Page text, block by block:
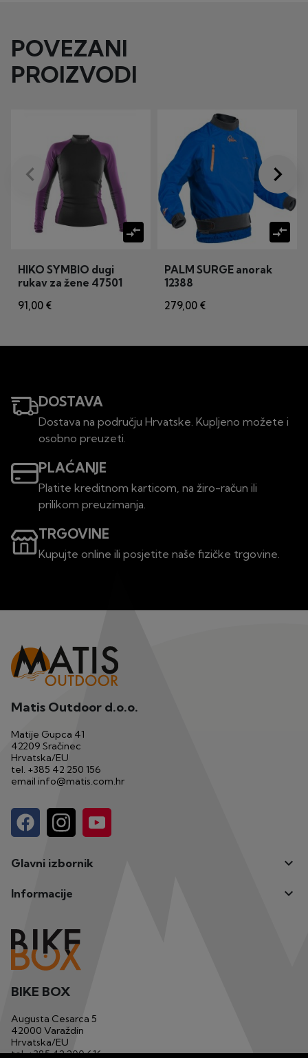
POVEZANI
PROIZVODI
compare_arrows
HIKO SYMBIO dugi
rukav za žene 47501
91,00 €
compare_arrows
PALM SURGE anorak
12388
279,00 €
Prije
keyboard_arrow_left Dalje
keyboard_arrow_right
DOSTAVA
Dostava na području Hrvatske. Kupljeno možete i
osobno preuzeti.
PLAĆANJE
Platite kreditnom karticom, na žiro-račun ili
prilikom preuzimanja.
TRGOVINE
Kupujte online ili posjetite naše fizičke trgovine.
Matis Outdoor d.o.o.
Matije Gupca 41
42209 Sračinec
Hrvatska/EU
tel. +385 42 250 156
email info@matis.com.hr
Glavni izbornik 
Informacije 
BIKE BOX
Augusta Cesarca 5
42000 Varaždin
Hrvatska/EU
tel.+385 42 200 616